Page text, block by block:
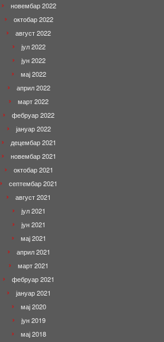
новембар 2022
октобар 2022
август 2022
јул 2022
јун 2022
мај 2022
април 2022
март 2022
фебруар 2022
јануар 2022
децембар 2021
новембар 2021
октобар 2021
септембар 2021
август 2021
јул 2021
јун 2021
мај 2021
април 2021
март 2021
фебруар 2021
јануар 2021
мај 2020
јун 2019
мај 2018